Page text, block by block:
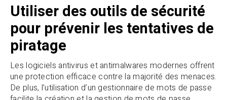
Utiliser des outils de sécurité
pour prévenir les tentatives de
piratage
Les logiciels antivirus et antimalwares modernes offrent
une protection efficace contre la majorité des menaces.
De plus, l’utilisation d’un gestionnaire de mots de passe